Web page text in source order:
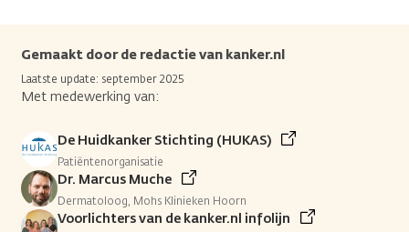
Gemaakt door de redactie van kanker.nl
Laatste update: september 2025
Met medewerking van:
De Huidkanker Stichting (HUKAS)
Patiëntenorganisatie
Dr. Marcus Muche
Dermatoloog, Mohs Klinieken Hoorn
Voorlichters van de kanker.nl infolijn